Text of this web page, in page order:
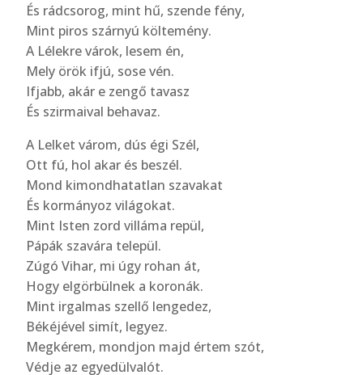
És rádcsorog, mint hű, szende fény,
Mint piros szárnyú költemény.
A Lélekre várok, lesem én,
Mely örök ifjú, sose vén.
Ifjabb, akár e zengő tavasz
És szirmaival behavaz.
A Lelket várom, dús égi Szél,
Ott fú, hol akar és beszél.
Mond kimondhatatlan szavakat
És kormányoz világokat.
Mint Isten zord villáma repül,
Pápák szavára települ.
Zúgó Vihar, mi úgy rohan át,
Hogy elgörbülnek a koronák.
Mint irgalmas szellő lengedez,
Békéjével simít, legyez.
Megkérem, mondjon majd értem szót,
Védje az egyedülvalót.